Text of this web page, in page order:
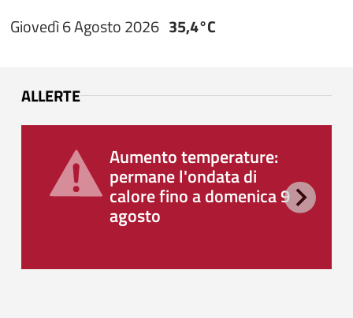
Giovedì 6 Agosto 2026 35,4°C
ALLERTE
Aumento temperature:
permane l'ondata di
calore fino a domenica 9
agosto